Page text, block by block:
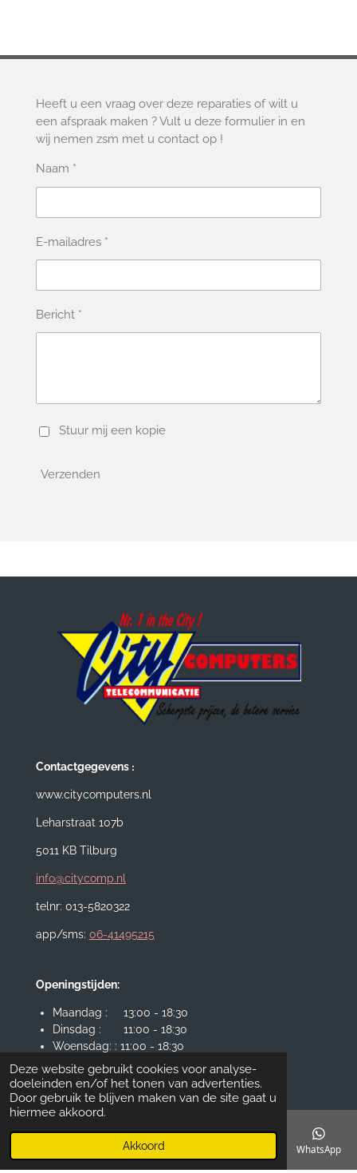
Deze website gebruikt cookies voor analyse-
doeleinden en/of het tonen van advertenties.
Door gebruik te blijven maken van de site gaat u
hiermee akkoord.
Akkoord
Heeft u een vraag over deze reparaties of wilt u
een afspraak maken ? Vult u deze formulier in en
wij nemen zsm met u contact op !
Naam *
E-mailadres *
Bericht *
Stuur mij een kopie
Verzenden
Contactgegevens:
www.citycomputers.nl
Leharstraat 107b
5011 KB Tilburg
info@citycomp.nl
telnr: 013-5820322
app/sms: 06-41495215
Openingstijden:
Maandag : 13:00 - 18:30
Dinsdag : 11:00 - 18:30
Woensdag: : 11:00 - 18:30
Donderdag : 11:00 - 18:30
Vrijdag : 11:00 - 19:00
Zaterdag: : 11:00 - 17:30
© 2025 City Computers VOF
Telefoonnummer WhatsApp